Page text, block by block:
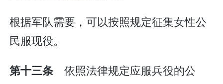
根据军队需要，可以按照规定征集女性公
民服现役。
第十三条 依照法律规定应服兵役的公